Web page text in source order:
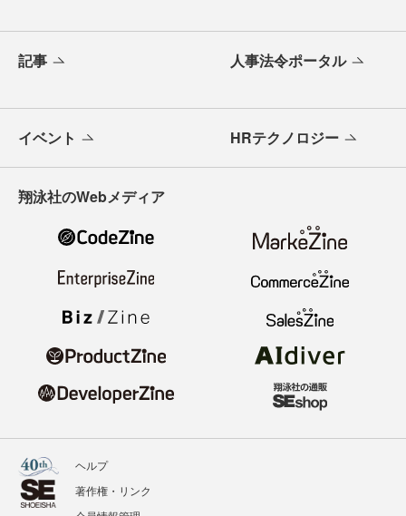
記事 人事法令ポータル
イベント HRテクノロジー
翔泳社のWebメディア
ヘルプ
著作権・リンク